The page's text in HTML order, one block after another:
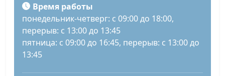
Время работы
понедельник-четверг: с 09:00 до 18:00,
перерыв: с 13:00 до 13:45
пятница: с 09:00 до 16:45, перерыв: с 13:00 до
13:45